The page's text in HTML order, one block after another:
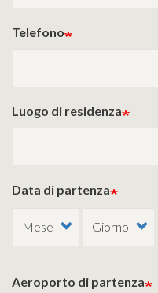
Telefono
Luogo di residenza
Data di partenza
Aeroporto di partenza